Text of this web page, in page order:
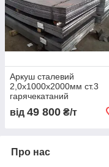
Аркуш сталевий
2,0х1000х2000мм ст.3
гарячекатаний
від 49 800 ₴/т
Про нас